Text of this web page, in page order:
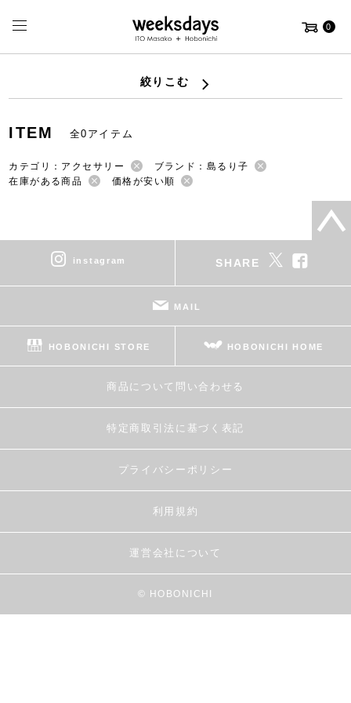
0
絞りこむ
ITEM 全0アイテム
カテゴリ：アクセサリー
ブランド：島るり子
在庫がある商品
価格が安い順
instagram SHARE
MAIL
HOBONICHI STORE HOBONICHI HOME
商品について問い合わせる
特定商取引法に基づく表記
プライバシーポリシー
利用規約
運営会社について
© HOBONICHI